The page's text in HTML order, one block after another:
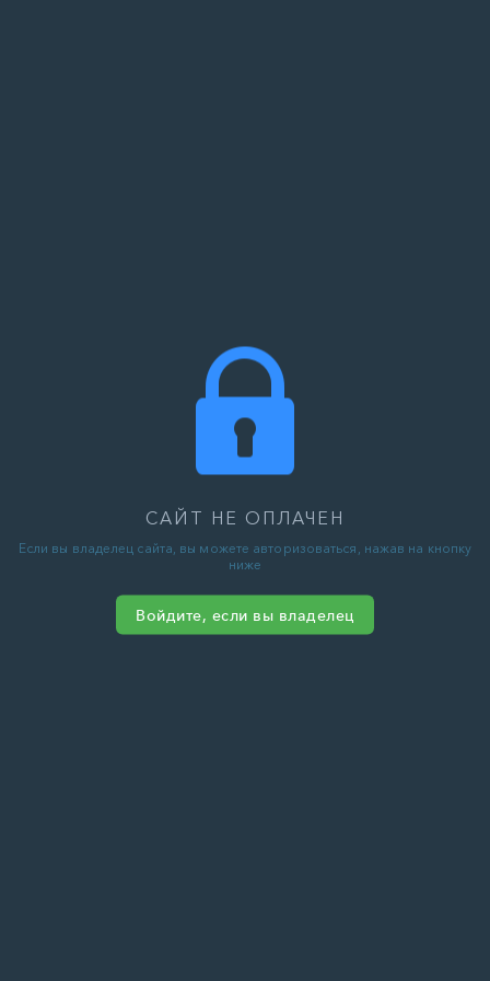
САЙТ НЕ ОПЛАЧЕН
Если вы владелец сайта, вы можете авторизоваться, нажав на кнопку
ниже
Войдите, если вы владелец